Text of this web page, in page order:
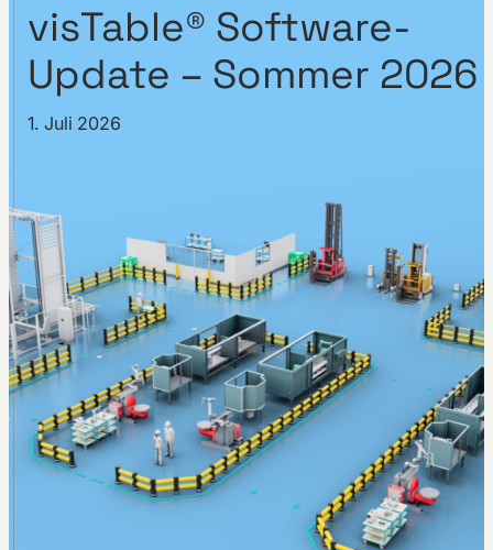
visTable® Software-
Update – Sommer 2026
1. Juli 2026